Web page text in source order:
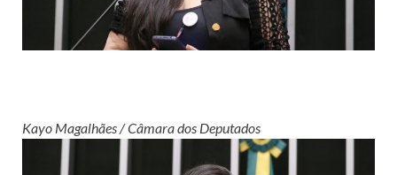
Kayo Magalhães / Câmara dos Deputados